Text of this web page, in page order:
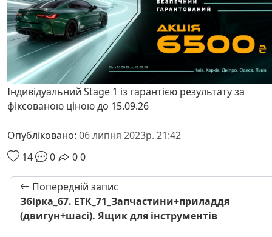
Індивідуальний Stage 1 із гарантією результату за
фіксованою ціною до 15.09.26
Опубліковано: 06 липня 2023р. 21:42
14
0 00
Попередній запис
Збірка_67. ЕТК_71_Запчастини+приладдя
(двигун+шасі). Ящик для інструментів